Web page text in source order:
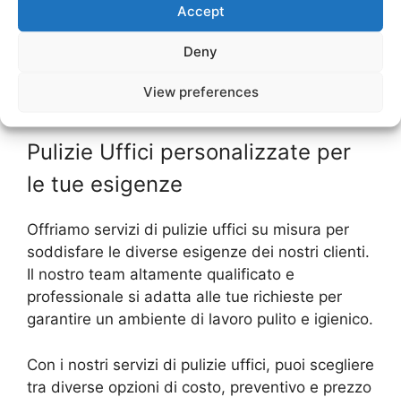
Accept
Deny
View preferences
lavoro pulito e salubre, ma anche a fare la
differenza per l’ambiente. Contattateci per un
preventivo personalizzato e scoprite come
puliti in modo sostenibile.
Pulizie Uffici personalizzate per
le tue esigenze
Offriamo servizi di pulizie uffici su misura per
soddisfare le diverse esigenze dei nostri clienti.
Il nostro team altamente qualificato e
professionale si adatta alle tue richieste per
garantire un ambiente di lavoro pulito e igienico.
Con i nostri servizi di pulizie uffici, puoi scegliere
tra diverse opzioni di costo, preventivo e prezzo